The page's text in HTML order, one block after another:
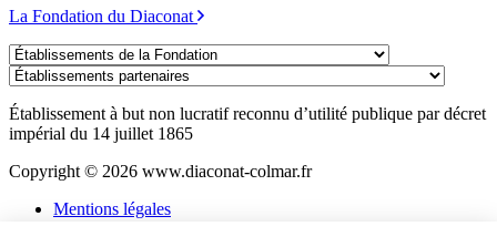
La Fondation du Diaconat
Établissements
de
la
Fondation
Établissements
Établissement à but non lucratif reconnu d’utilité publique par décret
impérial du 14 juillet 1865
Copyright © 2026 www.diaconat-colmar.fr
Mentions légales